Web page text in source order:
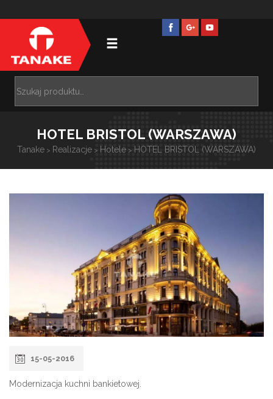
HOTEL BRISTOL (WARSZAWA)
Tanake > Realizacje > Hotele > HOTEL BRISTOL (WARSZAWA)
15-05-2016
Modernizacja kuchni bankietowej.